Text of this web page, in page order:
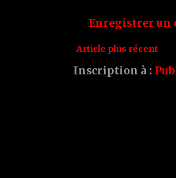
Enregistrer un
Article plus récent
Inscription à :